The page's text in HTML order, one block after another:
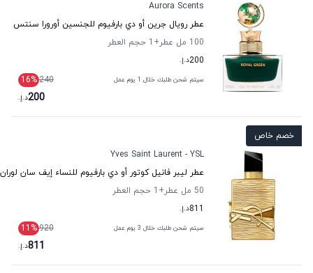
Aurora Scents
عطر رويال جرين أو دي بارفيوم للجنسين أورورا سنتس
100 مل عطر
+1
حجم العطر
200د.إ.
سيتم شحن طلبك خلال 1 يوم عمل 240
16%
200د.إ.
خصم خاص
Yves Saint Laurent - YSL
عطر ليبر فانيل كوتور أو دي بارفيوم للنساء إيف سان لوران
50 مل عطر
+1
حجم العطر
811د.إ.
سيتم شحن طلبك خلال 3 يوم عمل 920
11 %
811د.إ.